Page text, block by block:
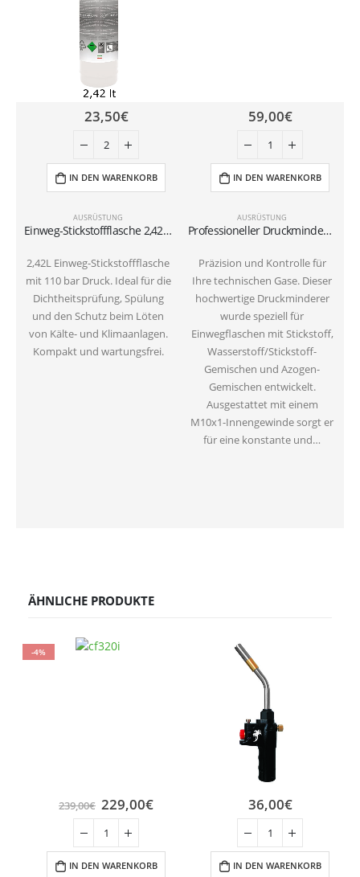
AUSRÜSTUNG
Einweg-Stickstoffflasche 2,42 L – 110 Bar | Für Dichtheitsprüfung & HVAC
2,42L Einweg-Stickstoffflasche
mit 110 bar Druck. Ideal für die
Dichtheitsprüfung, Spülung
und den Schutz beim Löten
von Kälte- und Klimaanlagen.
Kompakt und wartungsfrei.
23,50€
IN DEN WARENKORB
AUSRÜSTUNG
Professioneller Druckminderer für Einweg-Stickstoff-/Azogen-Flaschen – Anschluss M10x1
Präzision und Kontrolle für
Ihre technischen Gase. Dieser
hochwertige Druckminderer
wurde speziell für
Einwegflaschen mit Stickstoff,
Wasserstoff/Stickstoff-
Gemischen und Azogen-
Gemischen entwickelt.
Ausgestattet mit einem
M10x1-Innengewinde sorgt er
für eine konstante und…
59,00€
IN DEN WARENKORB
ÄHNLICHE PRODUKTE
-4%
239,00€ 229,00€
IN DEN WARENKORB
36,00€
IN DEN WARENKORB